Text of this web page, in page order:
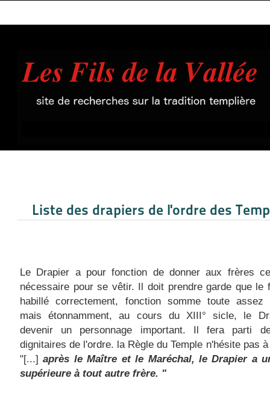
Liste des drapiers de l'ordre des
Le Drapier a pour fonction de donner aux frères
nécessaire pour se vêtir. Il doit prendre garde que le
habillé correctement, fonction somme toute assez
mais étonnamment, au cours du XIII° sicle, le
devenir un personnage important. Il fera parti
dignitaires de l'ordre. la Règle du Temple n'hésite pas
"[...] après le Maître et le Maréchal, le Drapier a
supérieure à tout autre frère. "